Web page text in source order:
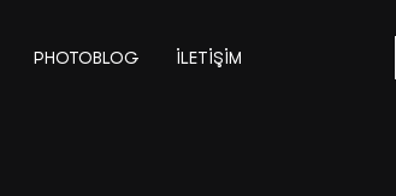
PHOTOBLOG İLETIŞIM